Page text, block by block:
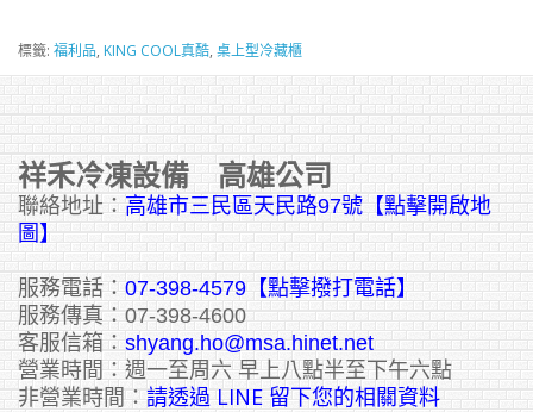
標籤: 福利品, KING COOL真酷, 桌上型冷藏櫃
祥禾冷凍設備 高雄公司
聯絡地址： 高雄市三民區天民路97號【點擊開啟地
圖】
服務電話： 07-398-4579【點擊撥打電話】
服務傳真：07-398-4600
客服信箱： shyang.ho@msa.hinet.net
營業時間：週一至周六 早上八點半至下午六點
非營業時間： 請透過 LINE 留下您的相關資料